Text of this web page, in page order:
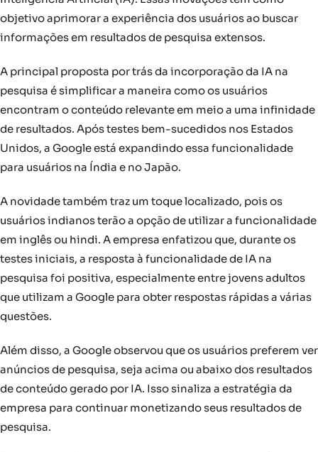
objetivo aprimorar a experiência dos usuários ao buscar
informações em resultados de pesquisa extensos.
A principal proposta por trás da incorporação da IA na
pesquisa é simplificar a maneira como os usuários
encontram o conteúdo relevante em meio a uma infinidade
de resultados. Após testes bem-sucedidos nos Estados
Unidos, a Google está expandindo essa funcionalidade
para usuários na Índia e no Japão.
A novidade também traz um toque localizado, pois os
usuários indianos terão a opção de utilizar a funcionalidade
em inglês ou hindi. A empresa enfatizou que, durante os
testes iniciais, a resposta à funcionalidade de IA na
pesquisa foi positiva, especialmente entre jovens adultos
que utilizam a Google para obter respostas rápidas a várias
questões.
Além disso, a Google observou que os usuários preferem ver
anúncios de pesquisa, seja acima ou abaixo dos resultados
de conteúdo gerado por IA. Isso sinaliza a estratégia da
empresa para continuar monetizando seus resultados de
pesquisa.